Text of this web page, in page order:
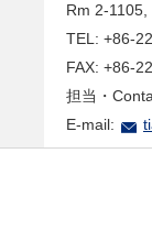
Rm 2-
TEL: +86-
FAX: +86-
担当・
E-mail: